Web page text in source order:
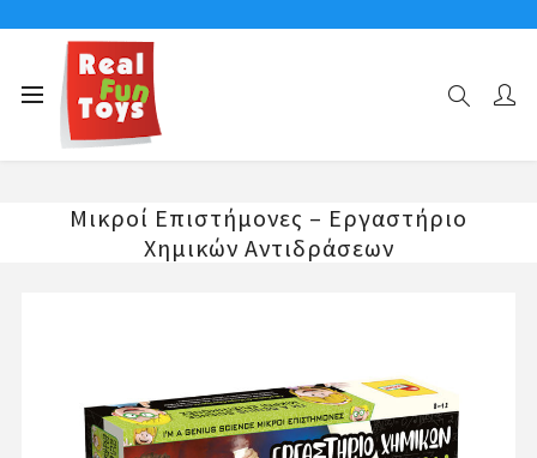
Αρχική σελίδα
Μικροί Επιστήμονες – Εργαστήριο Χημικών Αντιδράσεων
Μικροί Επιστήμονες – Εργαστήριο
Χημικών Αντιδράσεων